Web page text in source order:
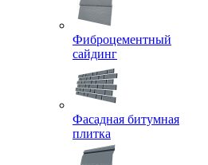
Фиброцементный
сайдинг
Фасадная битумная
плитка